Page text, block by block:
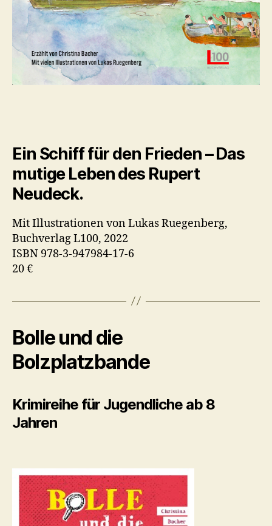
Ein Schiff für den Frieden – Das
mutige Leben des Rupert
Neudeck.
Mit Illustrationen von Lukas Ruegenberg,
Buchverlag L100, 2022
ISBN 978-3-947984-17-6
20 €
Bolle und die
Bolzplatzbande
Krimireihe für Jugendliche ab 8
Jahren